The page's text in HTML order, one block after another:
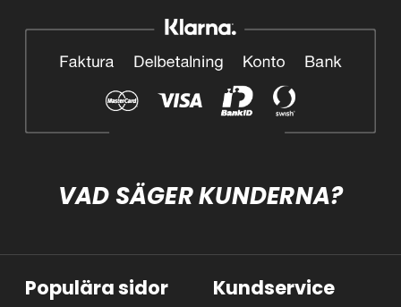
VAD SÄGER KUNDERNA?
Populära sidor Kundservice